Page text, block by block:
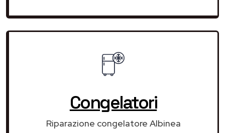
Congelatori
Riparazione congelatore Albinea